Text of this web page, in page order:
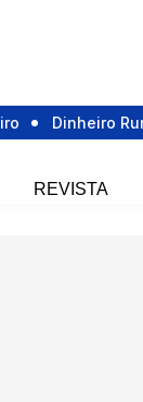
Dinheiro
REVISTA